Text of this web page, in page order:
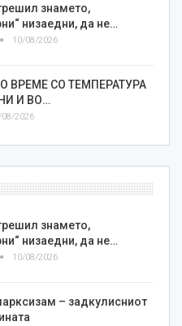
знамето,
низаедни, да не…
10/08/2026
ВРЕМЕ СО ТЕМПЕРАТУРА
И ВО…
08/2026
знамето,
низаедни, да не…
10/08/2026
– задкулисниот